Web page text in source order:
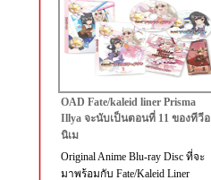
OAD Fate/kaleid liner Prisma
Illya จะนับเป็นตอนที่ 11 ของทีวีอ
นิเม
Original Anime Blu-ray Disc ที่จะ
มาพร้อมกับ Fate/Kaleid Liner